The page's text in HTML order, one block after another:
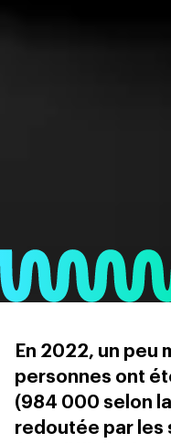
En 2022, un peu
personnes ont
(984 000 selon
redoutée par les